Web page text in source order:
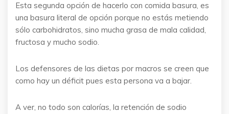
Esta segunda opción de hacerlo con comida basura, es
una basura literal de opción porque no estás metiendo
sólo carbohidratos, sino mucha grasa de mala calidad,
fructosa y mucho sodio.
Los defensores de las dietas por macros se creen que
como hay un déficit pues esta persona va a bajar.
A ver, no todo son calorías, la retención de sodio